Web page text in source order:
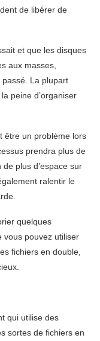
de libérer de
et que les disques
aux masses,
passé. La plupart
peine d’organiser
être un problème lors
prendra plus de
plus d’espace sur
ralentir le
quelques
vous pouvez utiliser
fichiers en double,
qui utilise des
sortes de fichiers en